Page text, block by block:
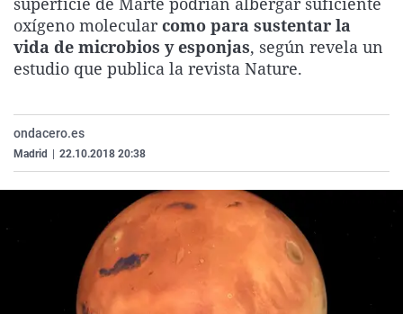
La rosa de los vientos
Gente viajera
Como el perro y el
Caso
Retornados
Equipo de
Extremadura
Galicia
La Rioja
Virales
Televisión
Elecciones
oxígeno molecularcomo para sustentar la
vida de microbios y esponjas, según revela un
estudio que publica la revista Nature.
ondacero.es
Madrid 22.10.2018 20:38